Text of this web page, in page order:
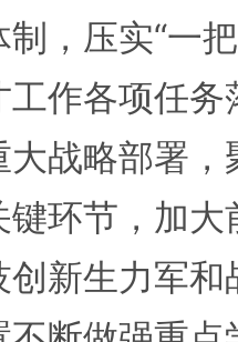
，压实“一
作各项任
战略部署
键环节，加
新生力军